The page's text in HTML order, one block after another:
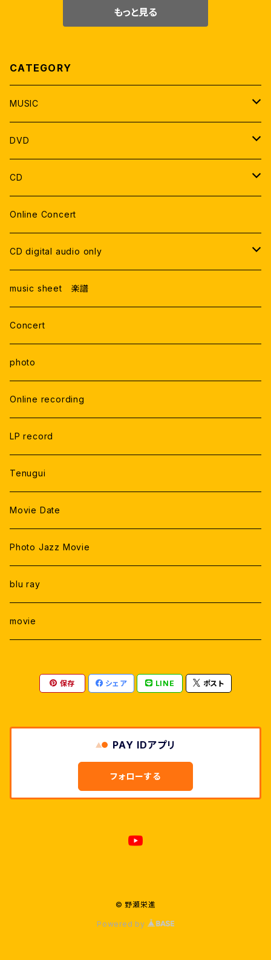
もっと見る
CATEGORY
MUSIC
SOLO
DUO
THE GATE
TRIO
ONLINE LIVE
RECORDING
DVD
DVD 郵送
DVDデータ
CD
Live Recording
Studio Recording
Online Concert
CD digital audio only
Live Recording
Studio Rercording
music sheet 楽譜
Concert
photo
Online recording
LP record
Tenugui
Movie Date
Photo Jazz Movie
blu ray
movie
保存 シェア LINE ポスト
PAY IDアプリ
フォローする
© 野瀬栄進
Powered by